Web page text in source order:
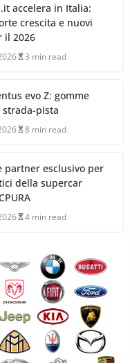
accelera in Italia:
crescita e nuovi
il 2026
3 min read
evo Z: gomme
pista
8 min read
partner esclusivo per
della supercar
4 min read